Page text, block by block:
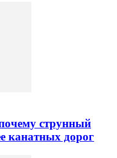
струнный
канатных дорог